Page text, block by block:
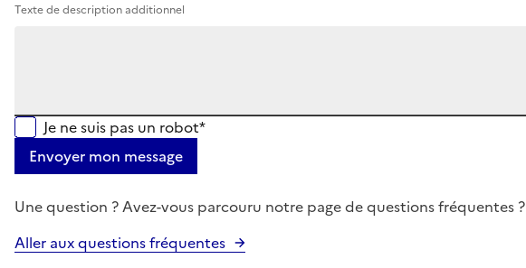
Texte de description additionnel
Je ne suis pas un robot*
Envoyer mon message
Une question ? Avez-vous parcouru notre page de questions fréquentes ?
Aller aux questions fréquentes